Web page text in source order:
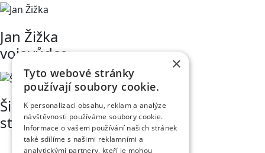
Jan Žižka
vojevůdce
Šimon Chvátil
student medicíny
×
Tyto webové stránky
používají soubory cookie.
K personalizaci obsahu, reklam a analýze
návštěvnosti používáme soubory cookie.
Informace o vašem používání našich stránek
také sdílíme s našimi reklamními a
analytickými partnery, kteří je mohou